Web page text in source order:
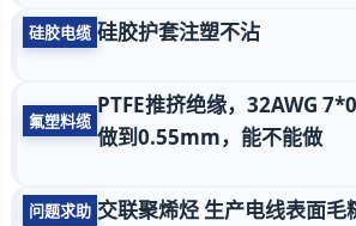
硅胶电缆 硅胶护套注塑不沾
氟塑料缆
PTFE推挤绝缘，32AWG
做到0.55mm，能不能做
问题求助 交联聚烯烃 生产电线表面毛